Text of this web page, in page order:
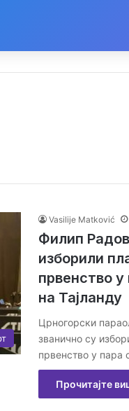
Vasilije Matković
Филип
изборили
првенство
на Тајланду
Црногорски
званично су
првенство у пара
Прочитајте